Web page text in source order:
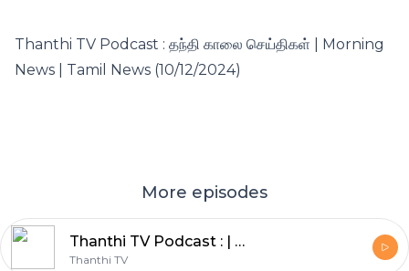
Thanthi TV Podcast : தந்தி காலை செய்திகள் | Morning
News | Tamil News (10/12/2024)
More episodes
Thanthi TV Podcast : | Morning News | Tamil News (21/08/2025)
Thanthi TV